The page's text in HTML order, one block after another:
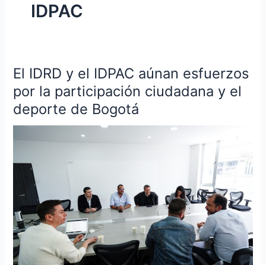
IDPAC
El IDRD y el IDPAC aúnan esfuerzos
por la participación ciudadana y el
deporte de Bogotá
El
y
el
IDPAC
participación
ciudadana
y
el
deporte